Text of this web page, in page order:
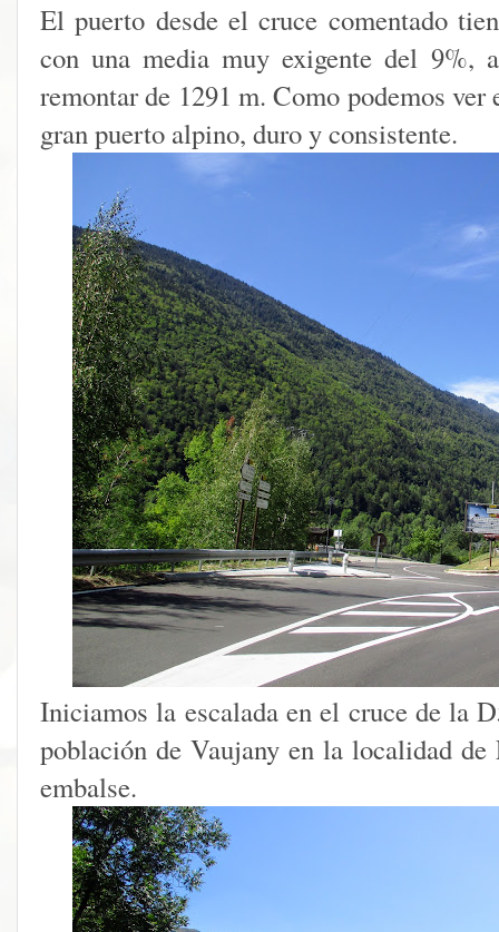
El puerto desde el cruce comentado
con una media muy exigente del 9%,
remontar de 1291 m. Como podemos
gran puerto alpino, duro y consistente.
Iniciamos la escalada en el cruce de la
población de Vaujany en la localidad
embalse.